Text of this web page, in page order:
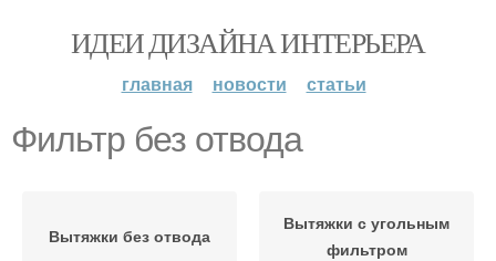
ИДЕИ ДИЗАЙНА ИНТЕРЬЕРА
главная новости статьи
Фильтр без отвода
Вытяжки без отвода
Вытяжки с угольным
фильтром